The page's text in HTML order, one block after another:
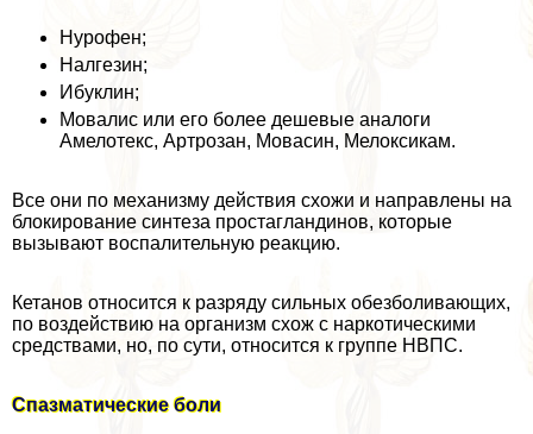
Нурофен;
Налгезин;
Ибуклин;
Мовалис или его более дешевые аналоги
Амелотекс, Артрозан, Мовасин, Мелоксикам.
Все они по механизму действия схожи и направлены на
блокирование синтеза простагландинов, которые
вызывают воспалительную реакцию.
Кетанов относится к разряду сильных обезболивающих,
по воздействию на организм схож с наркотическими
средствами, но, по сути, относится к группе НВПС.
Спазматические боли